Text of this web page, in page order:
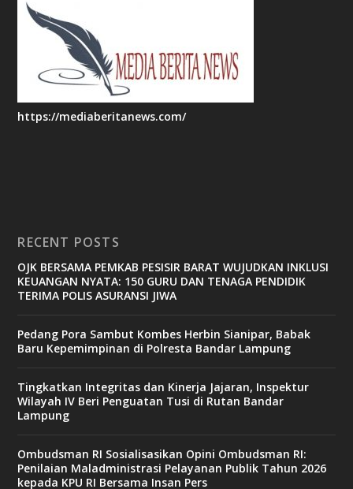
https://mediaberitanews.com/
RECENT POSTS
OJK BERSAMA PEMKAB PESISIR BARAT WUJUDKAN INKLUSI
KEUANGAN NYATA: 150 GURU DAN TENAGA PENDIDIK
TERIMA POLIS ASURANSI JIWA
Pedang Pora Sambut Kombes Herbin Sianipar, Babak
Baru Kepemimpinan di Polresta Bandar Lampung
Tingkatkan Integritas dan Kinerja Jajaran, Inspektur
Wilayah IV Beri Penguatan Tusi di Rutan Bandar
Lampung
Ombudsman RI Sosialisasikan Opini Ombudsman RI:
Penilaian Maladministrasi Pelayanan Publik Tahun 2026
kepada KPU RI Bersama Insan Pers